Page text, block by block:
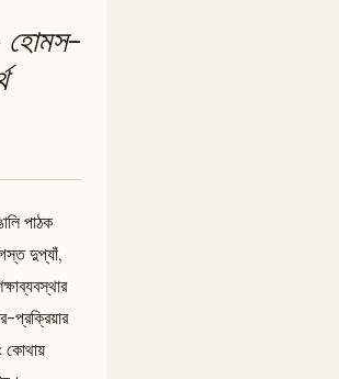
- হোমস-
পাঠক
দুপ্যাঁ,
প্রক্রিয়ার
কোথায়